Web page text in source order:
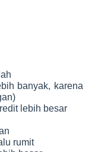
banyak, karena
lebih besar
rumit